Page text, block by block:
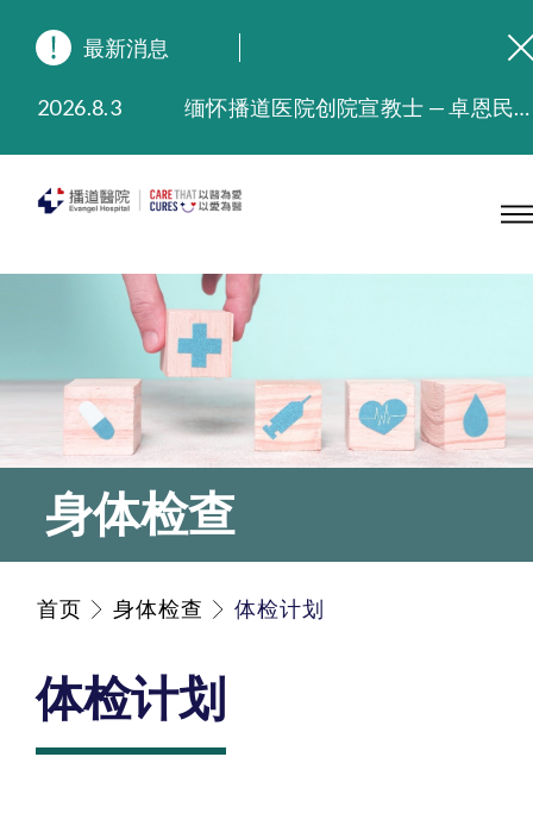
最新消息
2026.8.3
缅怀播道医院创院宣教士 — 卓恩民医生香港追思会
2025.9.23
本院在暴雨或台风警告信号 (包括黑色暴雨及8号或以上热带气旋警告信号) 下，仍会维持有限度服务。如有查询，可致电2711 5222。
2025.7.21
播道医院手机App已推出查阅病歷记录及求诊资料功能，请即下载
身体检查
首页 身体检查 体检计划
体检计划